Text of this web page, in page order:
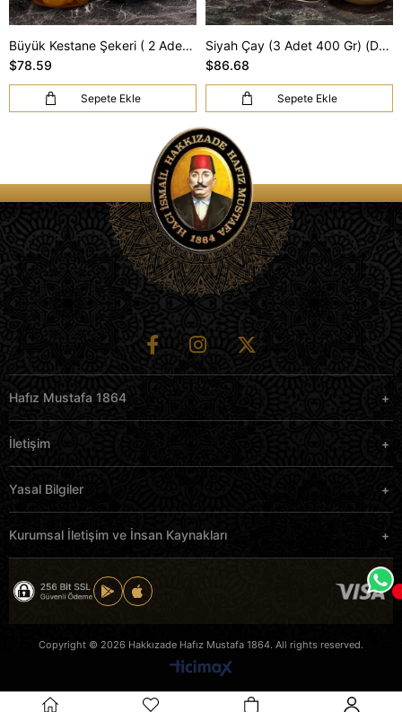
Büyük Kestane Şekeri ( 2 Adet 800 Gr) (DHL Kargo Dahil)
$78.59
Sepete Ekle
Siyah Çay (3 Adet 400 Gr) (DHL Kargo Dahil)
$86.68
Sepete Ekle
İletişim
Hafız Mustafa 1864
Yasal Bilgiler
Kurumsal İletişim ve İnsan Kaynakları
Copyright © 2026 Hakkızade Hafız Mustafa 1864. All rights reserved.